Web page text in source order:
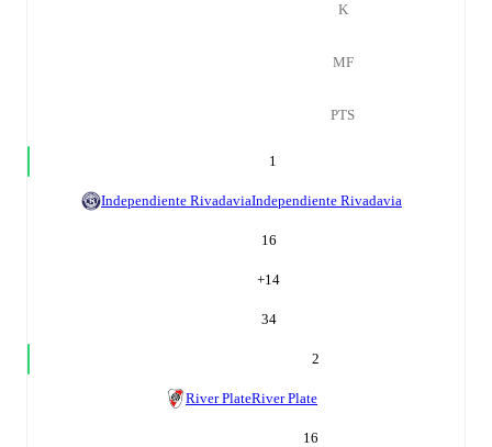
K
MF
PTS
1
Independiente RivadaviaIndependiente Rivadavia
16
+14
34
2
River PlateRiver Plate
16